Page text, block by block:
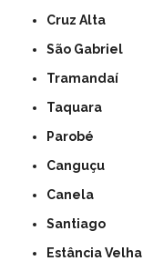
Cruz Alta
São Gabriel
Tramandaí
Taquara
Parobé
Canguçu
Canela
Santiago
Estância Velha